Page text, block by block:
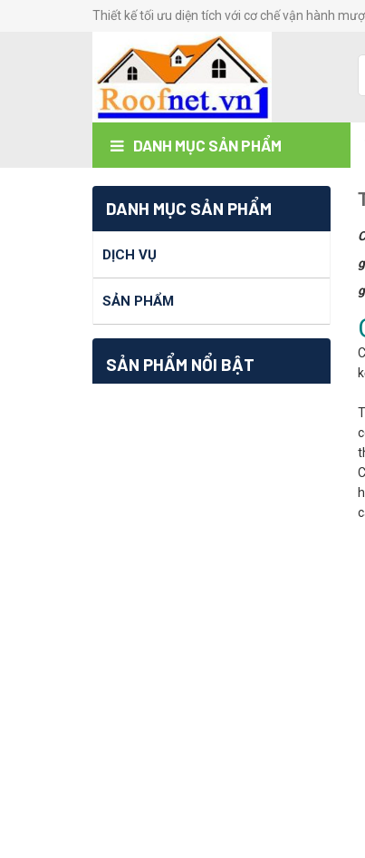
Thiết kế tối ưu diện tích với cơ chế vận hành
DANH MỤC SẢN PHẨM
DANH MỤC SẢN PHẨM
DỊCH VỤ
SẢN PHẨM
SẢN PHẨM NỔI BẬT